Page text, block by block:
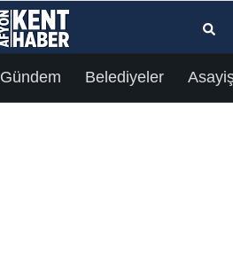
Gündem Belediyeler